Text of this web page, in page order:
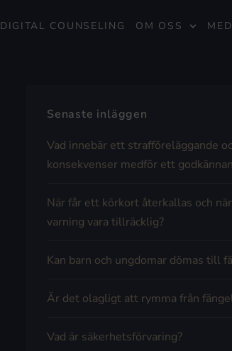
DIGITAL COUNSELING OM OSS
Senaste inläggen
Vad innebär ett strafföreläggande
konsekvenser medför ett
När får ett körkort återkallas och
varning vara tillräcklig?
Kan barn och ungdomar dömas till
Är det olagligt att rymma från
Vad är säkerhetsförvaring?